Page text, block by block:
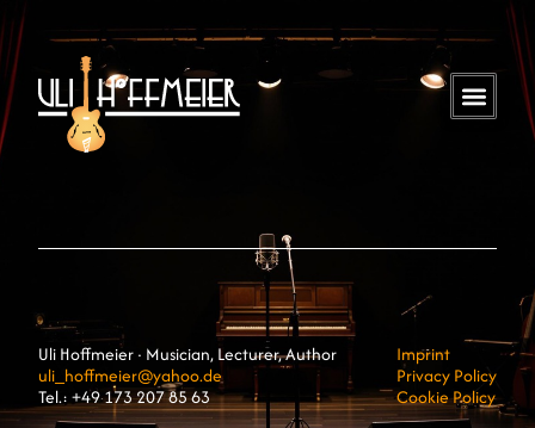
Uli Hoffmeier · Musician, Lecturer, Author
uli_hoffmeier@yahoo.de
Tel.: +49 173 207 85 63
Imprint
Privacy Policy
Cookie Policy